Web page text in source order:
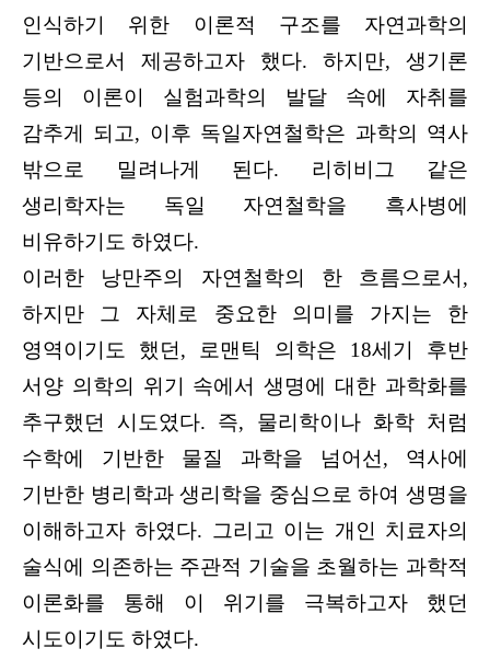
인식하기 위한 이론적 구조를 자연과학의
기반으로서 제공하고자 했다. 하지만, 생기론
등의 이론이 실험과학의 발달 속에 자취를
감추게 되고, 이후 독일자연철학은 과학의 역사
밖으로 밀려나게 된다. 리히비그 같은
생리학자는 독일 자연철학을 흑사병에
비유하기도 하였다.
이러한 낭만주의 자연철학의 한 흐름으로서,
하지만 그 자체로 중요한 의미를 가지는 한
영역이기도 했던, 로맨틱 의학은 18세기 후반
서양 의학의 위기 속에서 생명에 대한 과학화를
추구했던 시도였다. 즉, 물리학이나 화학 처럼
수학에 기반한 물질 과학을 넘어선, 역사에
기반한 병리학과 생리학을 중심으로 하여 생명을
이해하고자 하였다. 그리고 이는 개인 치료자의
술식에 의존하는 주관적 기술을 초월하는 과학적
이론화를 통해 이 위기를 극복하고자 했던
시도이기도 하였다.